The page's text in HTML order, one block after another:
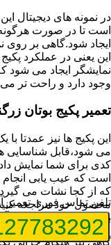
در نمونه های دیجیتال
است تا در صورت هرگونه
ایجاد شود.گاهی بر
این یعنی در عملکرد
نمایشگر ایجاد می شود
وجود دارد و راحت تر می
تعمیر پکیج بوتان
این پکیج ها نیز عمدتا
می شود،قابل شناسایی
کدی برای شما نمایش
است که عیب یابی انجام
که از کجا نشات می
محصول خود مراجعه
برای پکیج پیش بیاید در
گاهی نیز هنگام خرابی
تلفن تماس فوریتعمیر